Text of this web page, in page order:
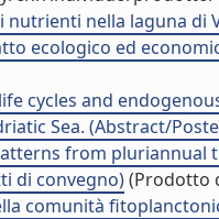
nutrienti nella laguna
ecologico ed
cycles and
Sea. (Abstract/
from pluriannual
di convegno)(Prodotto
comunità